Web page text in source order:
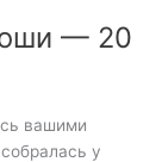
— 20
вашими
у